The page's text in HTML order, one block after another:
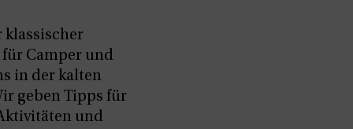
klassischer
Camper und
in der kalten
geben Tipps für
und